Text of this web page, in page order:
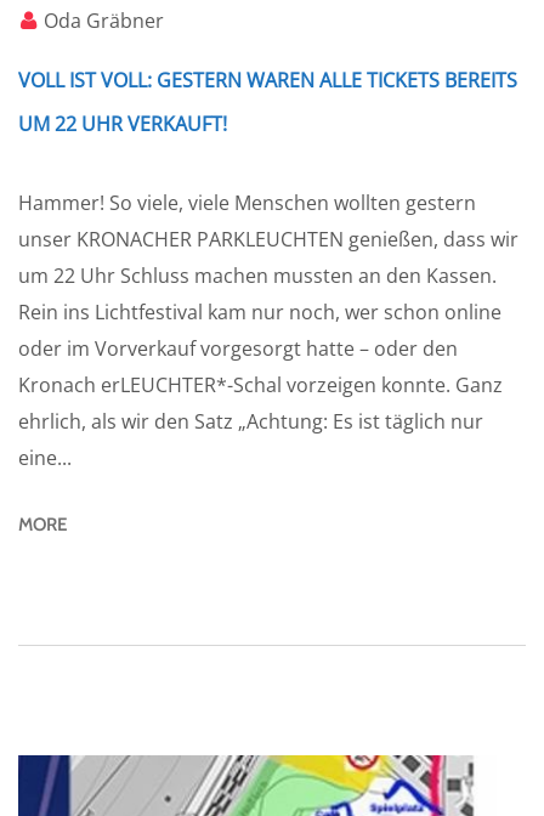
Oda Gräbner
VOLL IST VOLL: GESTERN WAREN ALLE TICKETS BEREITS
UM 22 UHR VERKAUFT!
Hammer! So viele, viele Menschen wollten gestern
unser KRONACHER PARKLEUCHTEN genießen, dass wir
um 22 Uhr Schluss machen mussten an den Kassen.
Rein ins Lichtfestival kam nur noch, wer schon online
oder im Vorverkauf vorgesorgt hatte – oder den
Kronach erLEUCHTER*-Schal vorzeigen konnte. Ganz
ehrlich, als wir den Satz „Achtung: Es ist täglich nur
eine...
MORE